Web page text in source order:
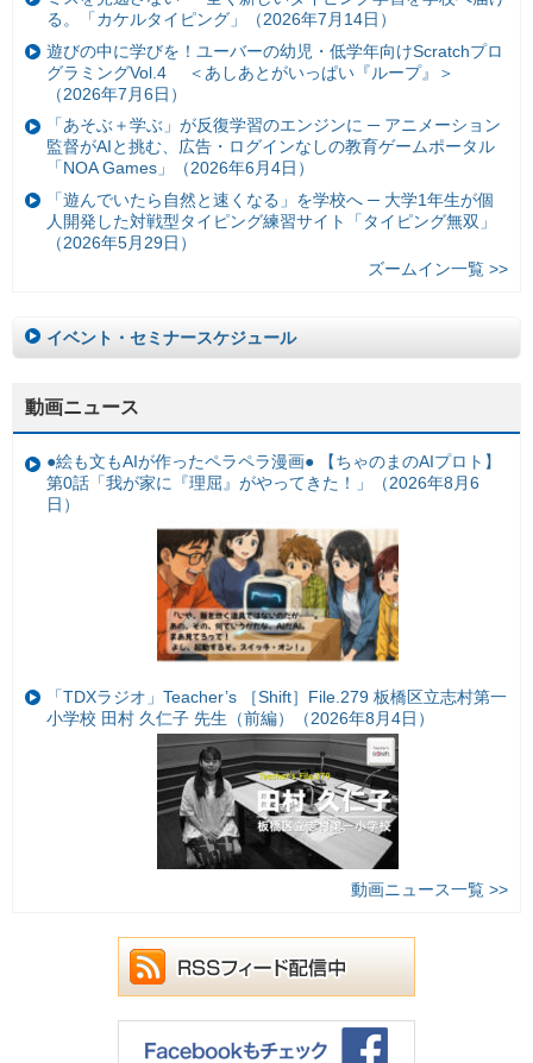
る。「カケルタイピング」（2026年7月14日）
遊びの中に学びを！ユーバーの幼児・低学年向けScratchプロ
グラミングVol.4 ＜あしあとがいっぱい『ループ』＞
（2026年7月6日）
「あそぶ＋学ぶ」が反復学習のエンジンに ─ アニメーション
監督がAIと挑む、広告・ログインなしの教育ゲームポータル
「NOA Games」（2026年6月4日）
「遊んでいたら自然と速くなる」を学校へ ─ 大学1年生が個
人開発した対戦型タイピング練習サイト「タイピング無双」
（2026年5月29日）
ズームイン一覧 >>
イベント・セミナースケジュール
動画ニュース
●絵も文もAIが作ったペラペラ漫画● 【ちゃのまのAIプロト】
第0話「我が家に『理屈』がやってきた！」（2026年8月6
日）
「TDXラジオ」Teacher’s ［Shift］File.279 板橋区立志村第一
小学校 田村 久仁子 先生（前編）（2026年8月4日）
動画ニュース一覧 >>